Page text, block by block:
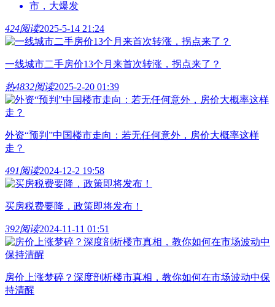
424阅读2025-5-14 21:24
一线城市二手房价13个月来首次转涨，拐点来了？
热4832阅读2025-2-20 01:39
外资“预判”中国楼市走向：若无任何意外，房价大概率这样
走？
491阅读2024-12-2 19:58
买房税费要降，政策即将发布！
392阅读2024-11-11 01:51
房价上涨梦碎？深度剖析楼市真相，教你如何在市场波动中保
持清醒